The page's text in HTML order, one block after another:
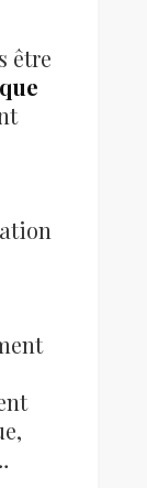
être